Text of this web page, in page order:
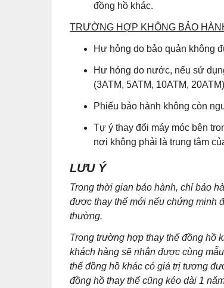
đồng hồ khác.
TRƯỜNG HỢP KHÔNG BẢO
Hư hỏng do bảo quản không
Hư hỏng do nước, nếu sử
(3ATM, 5ATM, 10ATM,
Phiếu bảo hành không còn
Tự ý thay đổi máy móc bên
nơi không phải là trung tâm
LƯU Ý
Trong thời gian bảo hành, chỉ bảo
được thay thế mới nếu chứng minh
thường.
Trong trường hợp thay thế đồng hồ
khách hàng sẽ nhận được cùng
thế đồng hồ khác có giá trị tương
đồng hồ thay thế cũng kéo dài 1